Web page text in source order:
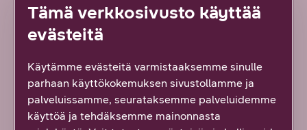
palautusoikeutta?
takuuhuoltoon?
Tämä verkkosivusto käyttää
evästeitä
Käytämme evästeitä varmistaaksemme sinulle
parhaan käyttökokemuksen sivustollamme ja
palveluissamme, seurataksemme palveluidemme
käyttöä ja tehdäksemme mainonnasta